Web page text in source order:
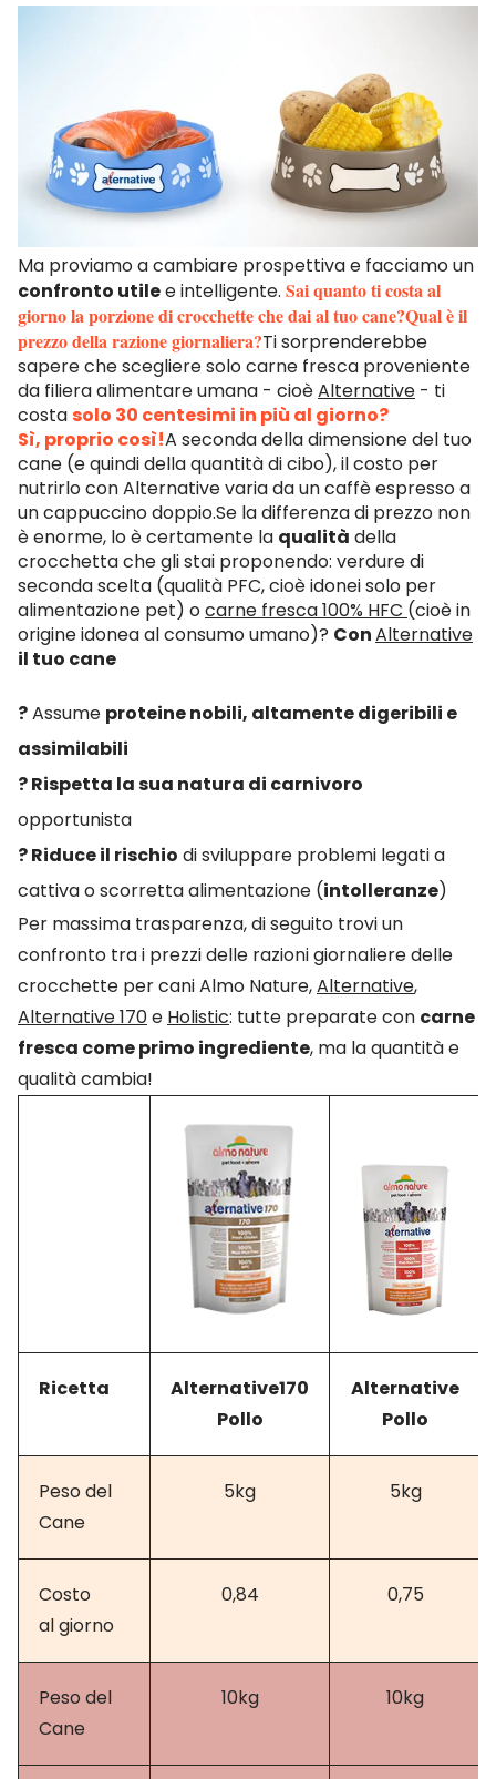
Ma proviamo a cambiare prospettiva e facciamo un
confronto utilee intelligente. Sai quanto ti costa al
giorno la porzione di crocchette che dai al tuo cane?Qual è il
prezzo della razione giornaliera?Ti sorprenderebbe
sapere che scegliere solo carne fresca proveniente
da filiera alimentare umana - cioèAlternative - ti
costasolo 30 centesimi in più al giorno?
Sì, proprio così!A seconda della dimensione del tuo
cane (e quindi della quantità di cibo), il costo per
nutrirlo con Alternative varia da un caffè espresso a
un cappuccino doppio.Se la differenza di prezzo non
è enorme, lo è certamente la qualità della
crocchetta che gli stai proponendo: verdure di
seconda scelta (qualità PFC, cioè idonei solo per
alimentazione pet) ocarne fresca 100% HFC (cioè in
origine idonea al consumo umano)? ConAlternative
il tuo cane
?Assume proteine nobili, altamente digeribili e
assimilabili
? Rispetta la sua natura di carnivoro
opportunista
? Riduce il rischio di sviluppare problemi legati a
cattiva o scorretta alimentazione (intolleranze)
Per massima trasparenza, di seguito trovi un
confronto tra i prezzi delle razioni giornaliere delle
crocchette per cani Almo Nature,Alternative,
Alternative 170e Holistic: tutte preparate con carne
fresca come primo ingrediente, ma la quantità e
qualità cambia!
Ricetta
Alternative170
Pollo
Alternative
Pollo
Peso del
Cane
5kg 5kg
Costo
al giorno
0,84 0,75
Peso del
Cane
10kg 10kg